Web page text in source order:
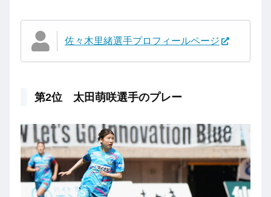
佐々木里緒選手プロフィールページ
第2位 太田萌咲選手のプレー